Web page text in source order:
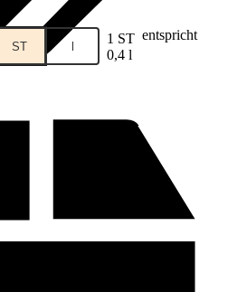
ST l 1 ST entspricht
0,4 l